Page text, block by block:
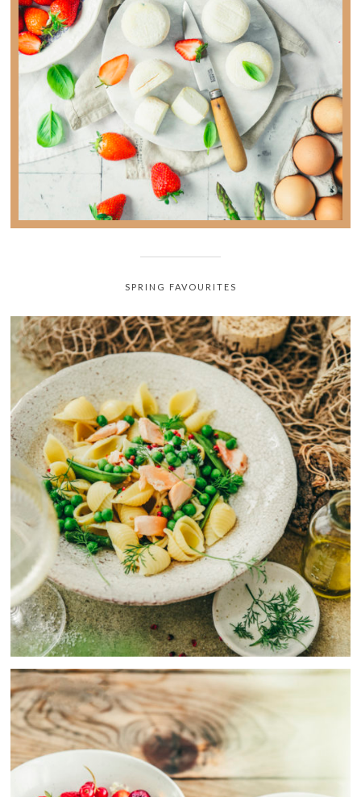
Tout ce que vous avez toujours voulu savoir sur
la photographie culinaire sans jamais oser le
demander !
SPRING FAVOURITES